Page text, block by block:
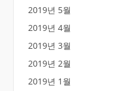
2019년 5월
2019년 4월
2019년 3월
2019년 2월
2019년 1월